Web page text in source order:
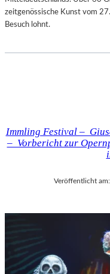
zeitgenössische Kunst vom
Besuch lohnt.
Immling Festival –
– Vorbericht zur
Veröffentlicht am: